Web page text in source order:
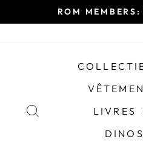
au
ROM
RECHERCHER
LIVRES